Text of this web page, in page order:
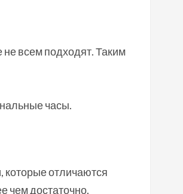
всем подходят. Таким
часы.
отличаются
чем достаточно.